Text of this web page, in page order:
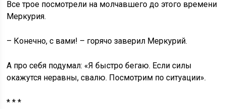
Все трое посмотрели на молчавшего до этого времени
Меркурия.
– Конечно, с вами! – горячо заверил Меркурий.
А про себя подумал: «Я быстро бегаю. Если силы
окажутся неравны, свалю. Посмотрим по ситуации».
* * *